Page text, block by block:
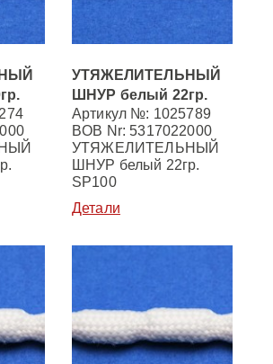
УТЯЖЕЛИТЕЛЬНЫЙ
ШНУР белый 22гр.
Артикул №: 1025789
BOB Nr: 5317022000
УТЯЖЕЛИТЕЛЬНЫЙ
ШНУР белый 22гр.
SP100
Детали